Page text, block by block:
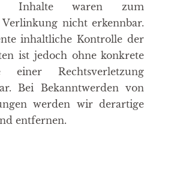
Inhalte waren zum
nicht erkennbar.
inhaltliche Kontrolle der
ist jedoch ohne konkrete
einer Rechtsverletzung
Bei Bekanntwerden von
werden wir derartige
entfernen.